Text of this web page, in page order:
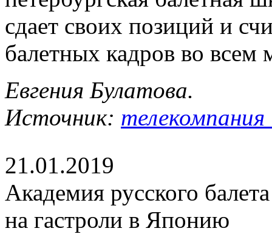
сдает своих позиций и
балетных кадров во всем
Евгения Булатова.
Источник:
21.01.2019
Академия русского
на гастроли в Японию